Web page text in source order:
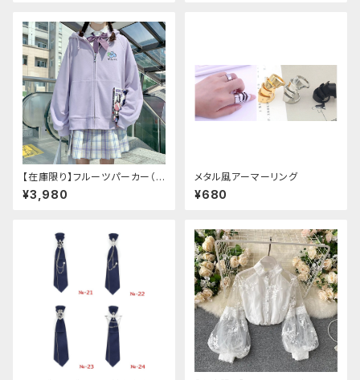
【在庫限り】フルーツパーカー（ブ
ルべリ、ブドウ、キウイ、チェリー、
ぶどう
¥3,980
メタル風アーマーリング
¥680